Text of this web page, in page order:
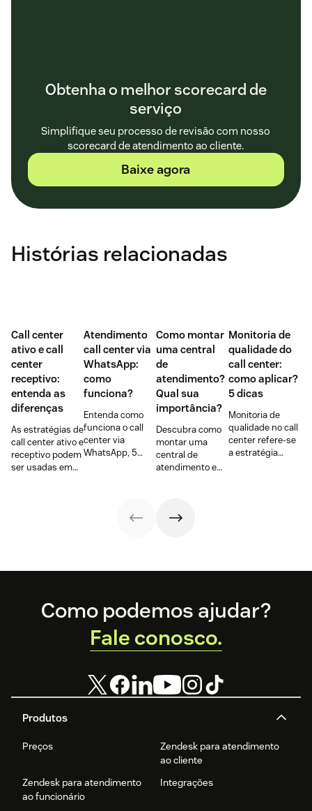
Obtenha o melhor scorecard de
serviço
Simplifique seu processo de revisão com nosso
scorecard de atendimento ao cliente.
Baixe agora
Histórias relacionadas
Call center
ativo e call
center
receptivo:
entenda as
diferenças
As estratégias de
call center ativo e
receptivo podem
ser usadas em
Atendimento
call center via
WhatsApp:
como
funciona?
Entenda como
funciona o call
center via
WhatsApp, 5
app + dicas
Como montar
uma central
de
atendimento?
Qual sua
importância?
Descubra como
montar uma
central de
atendimento em
na sua empresa
Monitoria de
qualidade do
call center:
como aplicar?
5 dicas
Monitoria de
qualidade no call
center refere-se
a estratégia
Footer
Produtos
Preços
Zendesk para atendimento
ao cliente
Zendesk para atendimento
ao funcionário
Integrações
Como podemos ajudar?
Fale conosco.